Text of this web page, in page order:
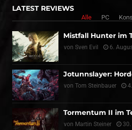
LATEST REVIEWS
Alle PC
Mistfall Hunter im
von Sven Evil 6.
Jotunnslayer:
von Tom Steinbauer
Tormentum II im
von Martin Steiner